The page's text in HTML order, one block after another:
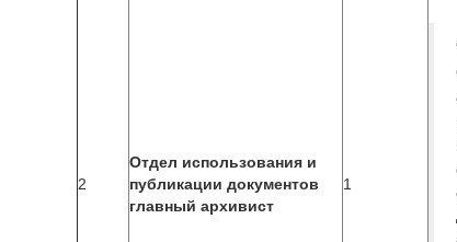
2
Отдел использования и
публикации документов
главный архивист
1